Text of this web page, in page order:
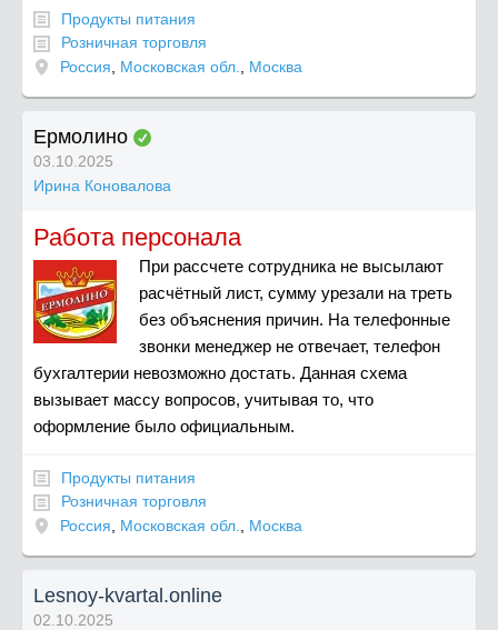
Продукты питания
Розничная торговля
Россия
Московская обл. Москва
Ермолино
03.10.2025
Ирина Коновалова
Работа персонала
При рассчете сотрудника не высылают
расчётный лист, сумму урезали на треть
без объяснения причин. На телефонные
звонки менеджер не отвечает, телефон
бухгалтерии невозможно достать. Данная схема
вызывает массу вопросов, учитывая то, что
оформление было официальным.
Продукты питания
Розничная торговля
Россия
Московская обл. Москва
Lesnoy-kvartal.online
02.10.2025